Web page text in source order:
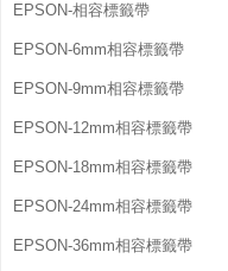
EPSON-相容標籤帶
EPSON-6mm相容標籤帶
EPSON-9mm相容標籤帶
EPSON-12mm相容標籤帶
EPSON-18mm相容標籤帶
EPSON-24mm相容標籤帶
EPSON-36mm相容標籤帶